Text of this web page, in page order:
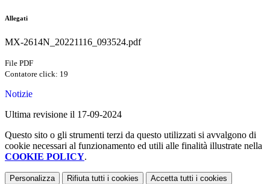
Allegati
MX-2614N_20221116_093524.pdf
File PDF
Contatore click: 19
Notizie
Ultima revisione il 17-09-2024
Questo sito o gli strumenti terzi da questo utilizzati si avvalgono di
cookie necessari al funzionamento ed utili alle finalità illustrate nella
COOKIE POLICY.
Personalizza Rifiuta tutti i cookies Accetta tutti i cookies